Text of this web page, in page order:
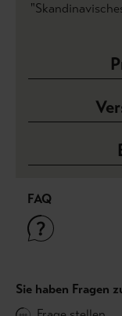
FAQ
Sie haben Fragen